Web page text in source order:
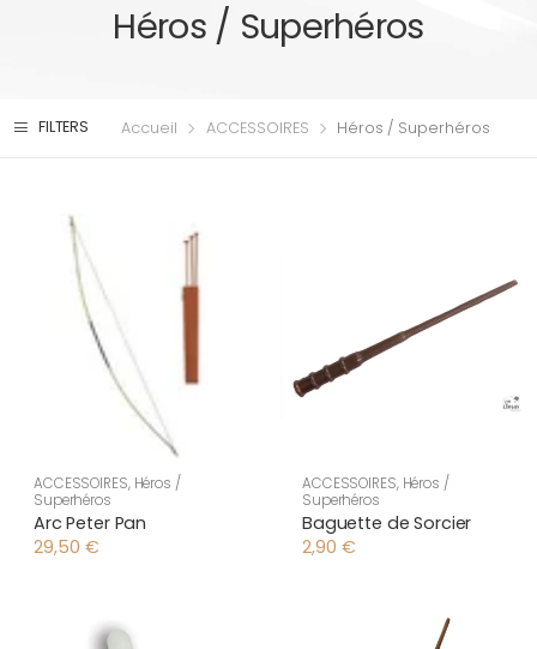
Héros / Superhéros
FILTERS Accueil ACCESSOIRES Héros / Superhéros
ACCESSOIRES, Héros /
Superhéros
Arc Peter Pan
29,50 €
ACCESSOIRES, Héros /
Superhéros
Baguette de Sorcier
2,90 €